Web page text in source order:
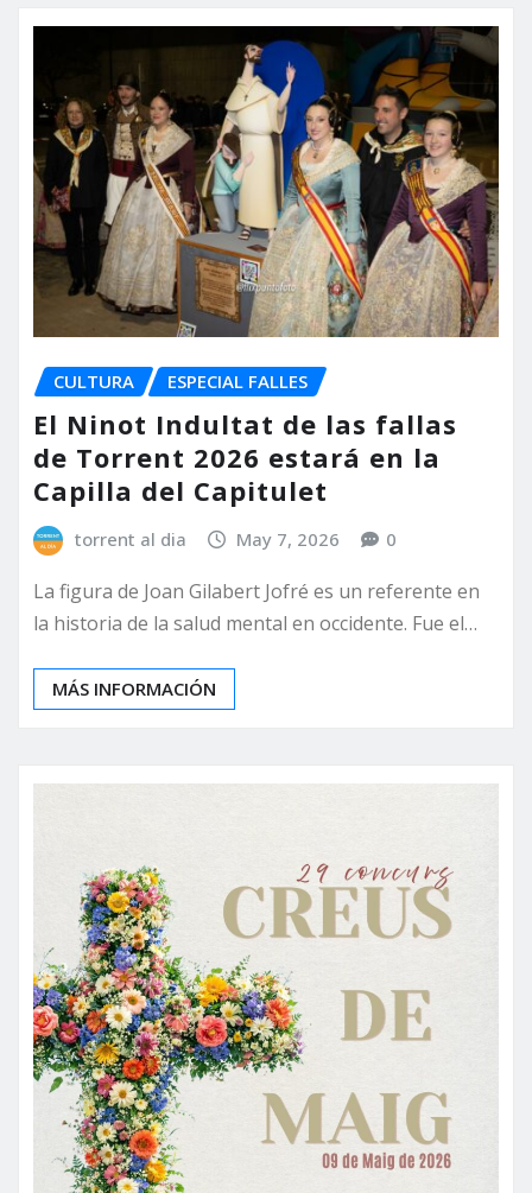
CULTURA ESPECIAL FALLES
El Ninot Indultat de las fallas
de Torrent 2026 estará en la
Capilla del Capitulet
torrent al dia May 7, 2026 0
La figura de Joan Gilabert Jofré es un referente en
la historia de la salud mental en occidente. Fue el…
MÁS INFORMACIÓN